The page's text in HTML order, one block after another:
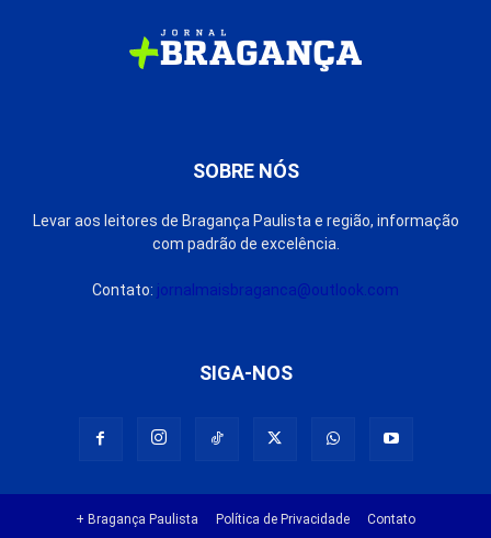
SOBRE NÓS
Levar aos leitores de Bragança Paulista e região, informação
com padrão de excelência.
Contato: jornalmaisbraganca@outlook.com
SIGA-NOS
+ Bragança Paulista Política de Privacidade Contato